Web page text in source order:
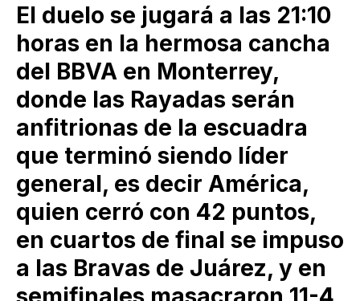
El duelo se jugará a las 21:10
horas en la hermosa cancha
del BBVA en Monterrey,
donde las Rayadas serán
anfitrionas de la escuadra
que terminó siendo líder
general, es decir América,
quien cerró con 42 puntos,
en cuartos de final se impuso
a las Bravas de Juárez, y en